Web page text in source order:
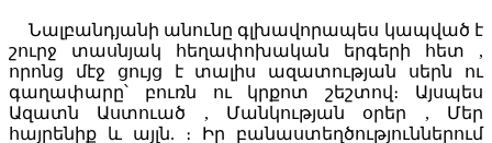
Նալբանդյանի անունը գլխավորապես կապված է
շուրջ տասնյակ հեղափոխական երգերի հետ ,
որոնց մէջ ցույց է տալիս ազատության սերն ու
գաղափարը՝ բուռն ու կրքոտ շեշտով։ Այսպես
Ազատն Աստուած , Մանկության օրեր , Մեր
հայրենիք և այլն. ։ Իր բանաստեղծություններում